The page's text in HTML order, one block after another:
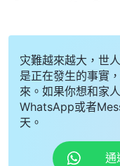
灾難越來越大，世
是正在發生的事實
來。如果你想和家
WhatsApp或者
天。
通